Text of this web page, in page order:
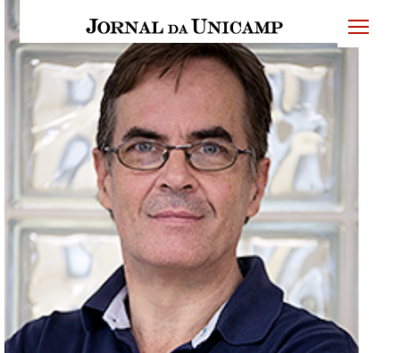
JU
menu